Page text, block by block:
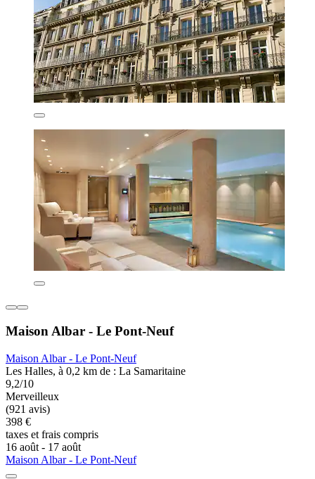
Maison Albar - Le Pont-Neuf
Maison Albar - Le Pont-Neuf
Les Halles, à 0,2 km de : La Samaritaine
9,2/10
Merveilleux
(921 avis)
398 €
taxes et frais compris
16 août - 17 août
Maison Albar - Le Pont-Neuf